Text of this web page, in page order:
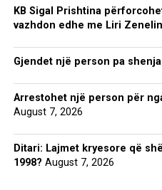
KB Sigal Prishtina
vazhdon edhe me Liri Zenelin
Gjendet një person pa
Arrestohet një person për
August 7, 2026
Ditari: Lajmet kryesore që
1998? August 7, 2026